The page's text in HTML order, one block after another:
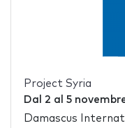
Project Syria
Dal 2 al 5
Damascus